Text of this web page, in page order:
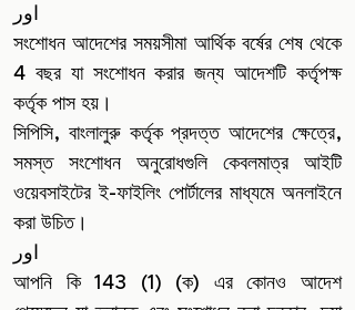
اور
সংশোধন আদেশের সময়সীমা আর্থিক বর্ষের শেষ থেকে
4 বছর যা সংশোধন করার জন্য আদেশটি কর্তৃপক্ষ
কর্তৃক পাস হয়।
সিপিসি, বাংলালুরু কর্তৃক প্রদত্ত আদেশের ক্ষেত্রে,
সমস্ত সংশোধন অনুরোধগুলি কেবলমাত্র আইটি
ওয়েবসাইটের ই-ফাইলিং পোর্টালের মাধ্যমে অনলাইনে
করা উচিত।
اور
আপনি কি 143 (1) (ক) এর কোনও আদেশ